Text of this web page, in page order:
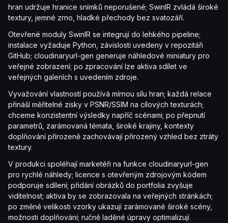
hran udržuje hranice snímků neporušené; SwinIR zvládá široké
textury, jemné zrno, hladké přechody bez svatozáří.
Otevřené moduly SwinIR se integrují do lehkého pipeline;
instalace vyžaduje Python, závislosti uvedeny v repozitáři
GitHub; cloudinaryurl-gen generuje náhledové miniatury pro
veřejné zobrazení; po zpracování lze aktiva sdílet ve
veřejných galeriích s uvedením zdroje.
Vyvažování vlastností používá mírnou sílu hran; každá relace
přináší měřitelné zisky v PSNR/SSIM na cílových texturách;
chceme konzistentní výsledky napříč scénami; po přepnutí
parametrů, zarámovaná témata, široké krajiny, kontexty
doplňování přirozeně zachovávají přirozený vzhled bez ztráty
textury.
V produkci spoléhají marketéři na funkce cloudinaryurl-gen
pro rychlé náhledy; licence s otevřeným zdrojovým kódem
podporuje sdílení; přidání obrázků do portfolia zvyšuje
viditelnost; aktiva by se zobrazovala na veřejných stránkách;
po změně velikosti vzorky ukazují zarámované široké scény,
možnosti doplňování; ručně laděné úpravy optimalizují